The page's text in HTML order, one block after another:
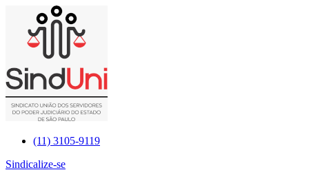
(11) 3105-9119
Sindicalize-se